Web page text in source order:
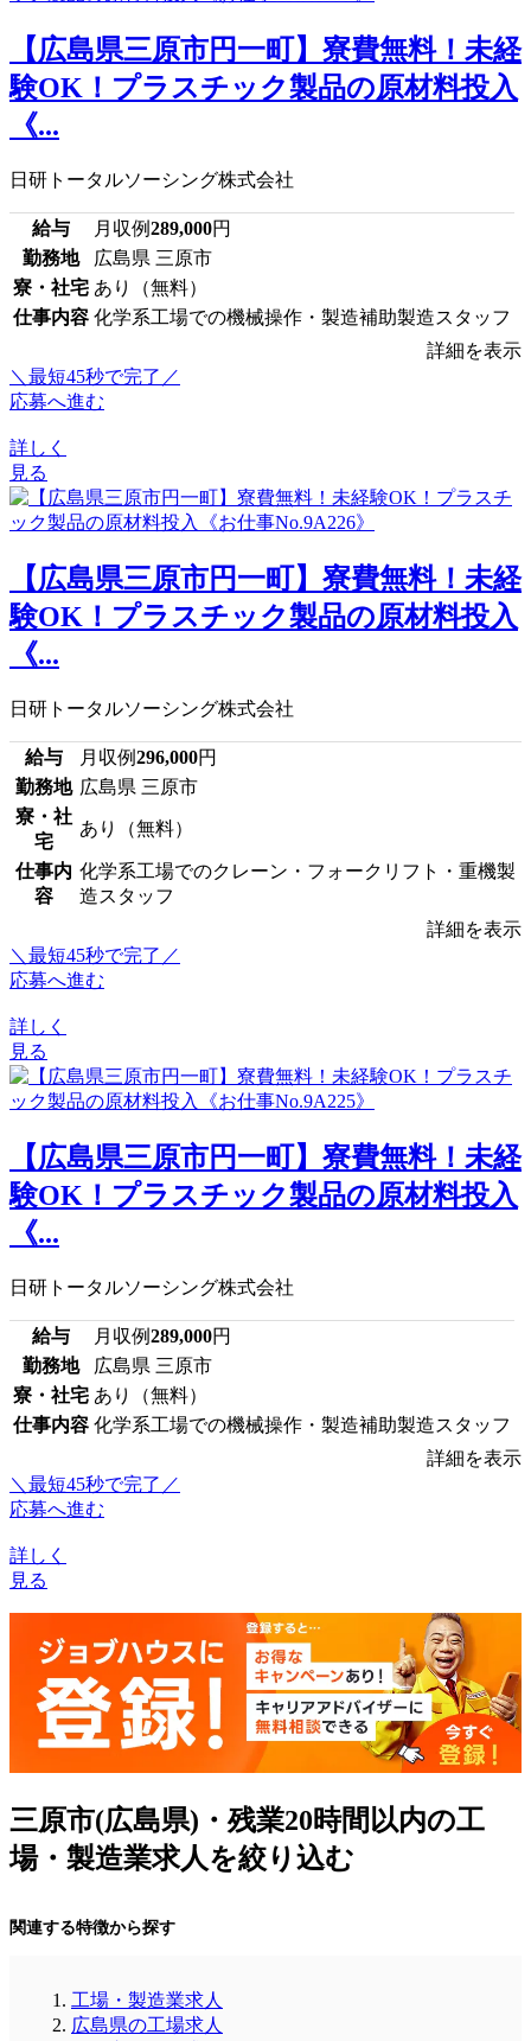
【広島県三原市円一町】寮費無料！未経
験OK！プラスチック製品の原材料投入
《...
日研トータルソーシング株式会社
給与 月収例289,000円
勤務地
広島県 三原市
寮・社宅 あり（無料）
仕事内容 化学系工場での機械操作・製造補助製造スタッフ
詳細を表示
＼最短45秒で完了／
応募へ進む
詳しく
見る
【広島県三原市円一町】寮費無料！未経
験OK！プラスチック製品の原材料投入
《...
日研トータルソーシング株式会社
給与 月収例296,000円
勤務地 広島県 三原市
寮・社
宅
あり（無料）
仕事内
容
化学系工場でのクレーン・フォークリフト・重機製
造スタッフ
詳細を表示
＼最短45秒で完了／
応募へ進む
詳しく
見る
【広島県三原市円一町】寮費無料！未経
験OK！プラスチック製品の原材料投入
《...
日研トータルソーシング株式会社
給与 月収例289,000円
勤務地
広島県 三原市
寮・社宅 あり（無料）
仕事内容 化学系工場での機械操作・製造補助製造スタッフ
詳細を表示
＼最短45秒で完了／
応募へ進む
詳しく
見る
三原市(広島県)・残業20時間以内の工
場・製造業求人を絞り込む
関連する特徴から探す
工場・製造業求人
広島県の工場求人